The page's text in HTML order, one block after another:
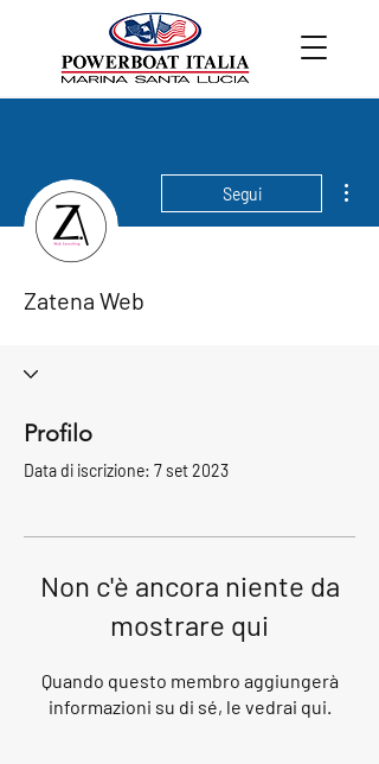
Segui
Zatena Web
Profilo
Data di iscrizione: 7 set 2023
Non c'è ancora niente da
mostrare qui
Quando questo membro aggiungerà
informazioni su di sé, le vedrai qui.